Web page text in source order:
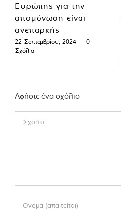
Ευρώπης για την
απομόνωση είναι
ανεπαρκής
22 Σεπτεμβρίου, 2024 |
0
Σχόλια
Αφήστε ένα σχόλιο